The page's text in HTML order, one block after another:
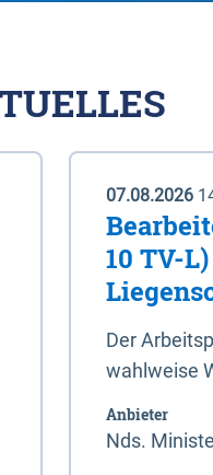
07.08.2026
10 TV-
Der
wahlweise
Anbieter
Nds.